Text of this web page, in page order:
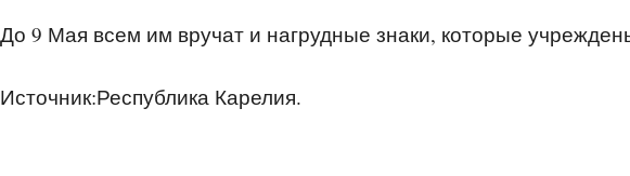
До 9 Мая всем им вручат и нагрудные знаки, которые
Источник:Республика Карелия.